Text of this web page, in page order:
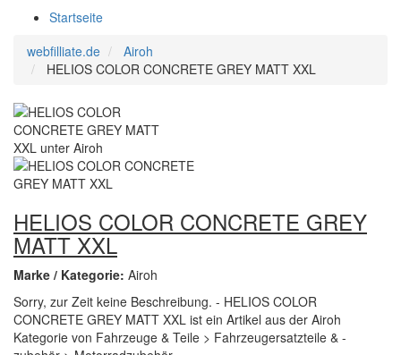
Startseite
webfilliate.de
Airoh
HELIOS COLOR CONCRETE GREY MATT XXL
HELIOS COLOR CONCRETE GREY
MATT XXL
Marke / Kategorie: Airoh
Sorry, zur Zeit keine Beschreibung. - HELIOS COLOR
CONCRETE GREY MATT XXL ist ein Artikel aus der Airoh
Kategorie von Fahrzeuge & Teile > Fahrzeugersatzteile & -